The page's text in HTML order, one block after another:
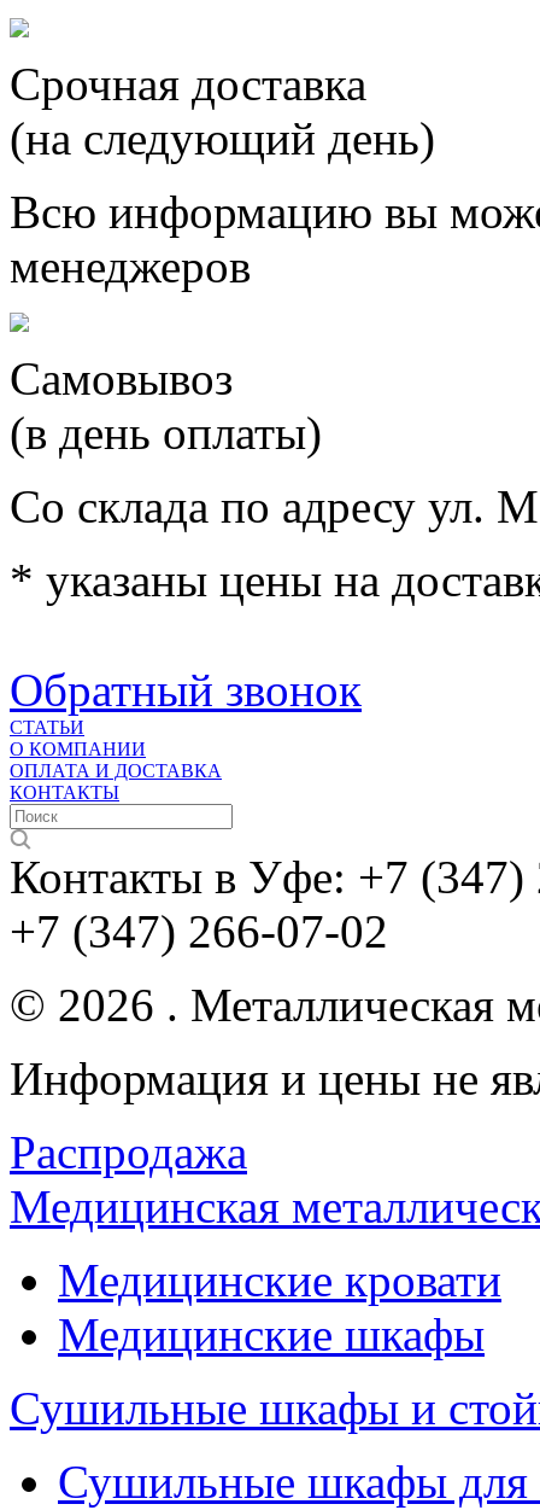
Срочная доставка
(на следующий день)
Всю информацию вы
менеджеров
Самовывоз
(в день оплаты)
Со склада по адресу ул.
* указаны цены на
Обратный звонок
СТАТЬИ
О КОМПАНИИ
ОПЛАТА И ДОСТАВКА
КОНТАКТЫ
Контакты в Уфе: +7 (347)
+7 (347) 266-07-02
© 2026 . Металлическая
Информация и цены не
Распродажа
Медицинская
Медицинские кровати
Медицинские шкафы
Сушильные шкафы и
Сушильные шкафы